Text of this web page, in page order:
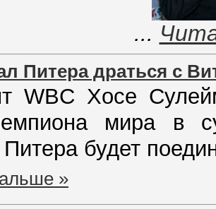
...
Питера драться с
WBC Хосе
мира в
будет
»